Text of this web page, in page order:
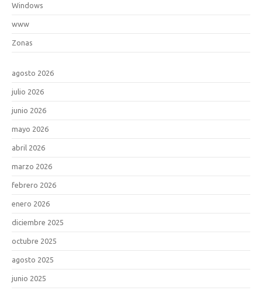
Windows
www
Zonas
agosto 2026
julio 2026
junio 2026
mayo 2026
abril 2026
marzo 2026
febrero 2026
enero 2026
diciembre 2025
octubre 2025
agosto 2025
junio 2025